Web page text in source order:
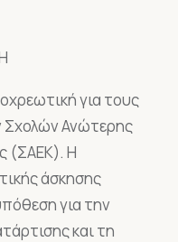
για τους
Σχολών Ανώτερης
(ΣΑΕΚ). Η
άσκησης
για την
και τη